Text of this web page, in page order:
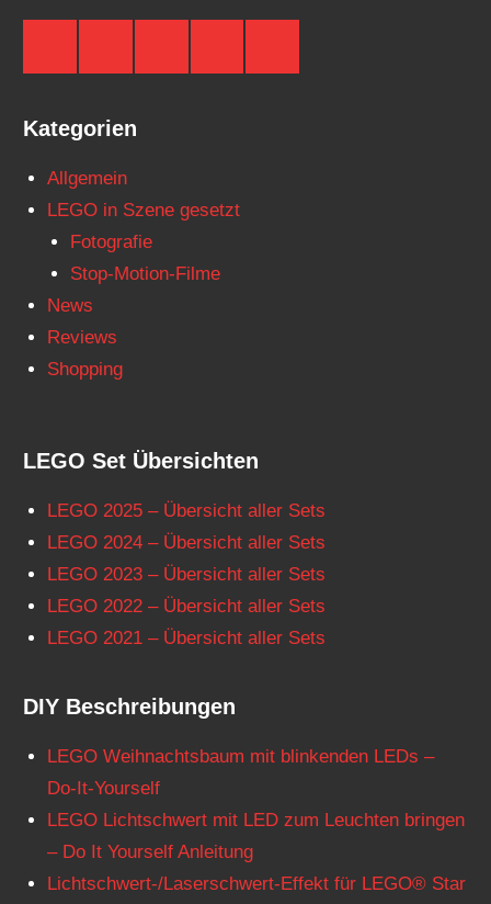
Kategorien
Allgemein
LEGO in Szene gesetzt
Fotografie
Stop-Motion-Filme
News
Reviews
Shopping
LEGO Set Übersichten
LEGO 2025 – Übersicht aller Sets
LEGO 2024 – Übersicht aller Sets
LEGO 2023 – Übersicht aller Sets
LEGO 2022 – Übersicht aller Sets
LEGO 2021 – Übersicht aller Sets
DIY Beschreibungen
LEGO Weihnachtsbaum mit blinkenden LEDs –
Do-It-Yourself
LEGO Lichtschwert mit LED zum Leuchten bringen
– Do It Yourself Anleitung
Lichtschwert-/Laserschwert-Effekt für LEGO® Star